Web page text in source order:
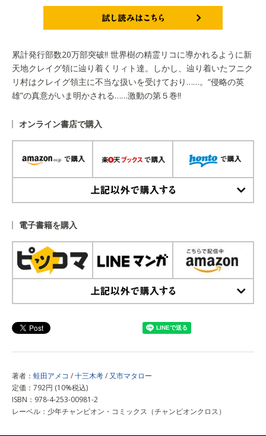
累計発行部数20万部突破!! 世界樹の精霊リコに導かれるように新
天地クレイグ領に辿り着くリィト達。しかし、辿り着いたフニク
リ村はクレイグ領主に不当な扱いを受けており……。“侵略の英
雄”の真意がいま明かされる……激動の第５巻!!
オンライン書店で購入
電子書籍を購入
著者： 蛙田アメコ /十三木考/又市マタロー
定価：792円 (10%税込)
ISBN：978-4-253-00981-2
レーベル：少年チャンピオン・コミックス（チャンピオンクロス）